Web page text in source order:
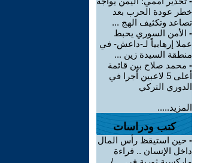
خطر عودة الحرب بعد
تصاعد وتكثيف الهج ...
- الأمن السوري يحبط
عملا إرهابياً لـ-داعش- في
منطقة السيدة زين ...
- محمد صلاح بين قائمة
أعلى 5 لاعبين أجرا في
الدوري التركي
المزيد.....
كتب ودراسات
- حين استيقظ رأس المال
داخل الإنسان .. قراءة